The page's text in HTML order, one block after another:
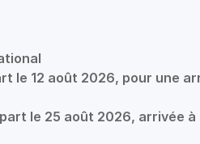
le 12 août 2026, pour une
le 25 août 2026, arrivée à